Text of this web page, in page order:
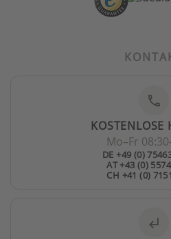
phone
KOSTENLOSE
Mo–Fr
DE +49 (0)
AT +43 (0)
CH +41 (0)
subdirectory_arrow_left